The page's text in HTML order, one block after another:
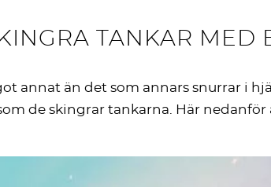
TANKAR MED
annat än det som annars snurrar i
de skingrar tankarna. Här nedanför